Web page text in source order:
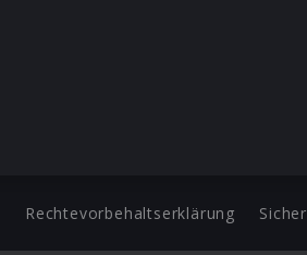
Rechtevorbehaltserklärung